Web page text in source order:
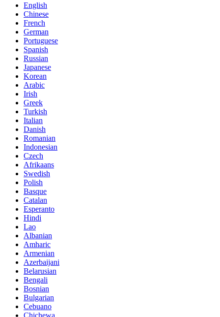
English
Chinese
French
German
Portuguese
Spanish
Russian
Japanese
Korean
Arabic
Irish
Greek
Turkish
Italian
Danish
Romanian
Indonesian
Czech
Afrikaans
Swedish
Polish
Basque
Catalan
Esperanto
Hindi
Lao
Albanian
Amharic
Armenian
Azerbaijani
Belarusian
Bengali
Bosnian
Bulgarian
Cebuano
Chichewa